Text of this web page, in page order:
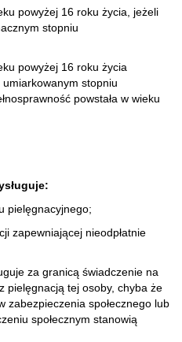
powyżej 16 roku życia, jeżeli
stopniu
powyżej 16 roku życia
stopniu
powstała w wieku
pielęgnacyjnego;
zapewniającej nieodpłatnie
za granicą świadczenie na
pielęgnacją tej osoby, chyba że
zabezpieczenia społecznego lub
społecznym stanowią